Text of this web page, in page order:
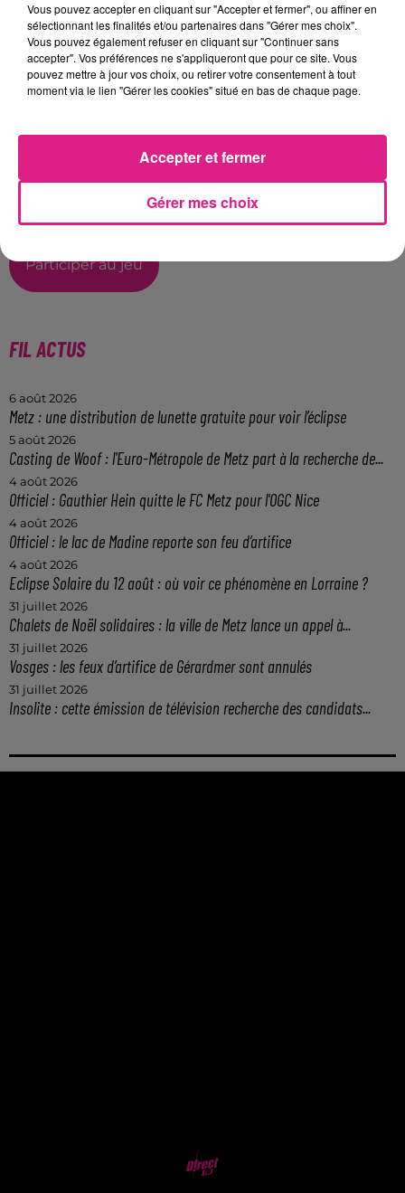
Souhaitez-vous recevoir notre actualité ainsi que
Non
Participer au jeu
FIL ACTUS
6 août 2026
Metz : une distribution de lunette gratuite pour voir l’éclipse
5 août 2026
Casting de Woof : l'Euro-Métropole de Metz part à la recherche de...
4 août 2026
Officiel : Gauthier Hein quitte le FC Metz pour l'OGC Nice
4 août 2026
Officiel : le lac de Madine reporte son feu d’artifice
4 août 2026
Eclipse Solaire du 12 août : où voir ce phénomène en Lorraine ?
31 juillet 2026
Chalets de Noël solidaires : la ville de Metz lance un appel à...
31 juillet 2026
Vosges : les feux d’artifice de Gérardmer sont annulés
31 juillet 2026
Insolite : cette émission de télévision recherche des candidats...
Vous pouvez accepter en cliquant sur "Accepter et fermer", ou affiner en
sélectionnant les finalités et/ou partenaires dans "Gérer mes choix".
Vous pouvez également refuser en cliquant sur "Continuer sans
accepter". Vos préférences ne s'appliqueront que pour ce site. Vous
pouvez mettre à jour vos choix, ou retirer votre consentement à tout
moment via le lien "Gérer les cookies" situé en bas de chaque page.
Gérer mes choix
Accepter et fermer